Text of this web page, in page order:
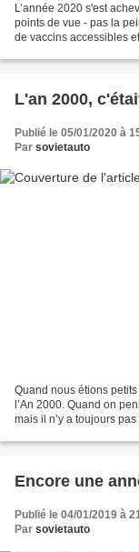
L’année 2020 s'est
points de vue - pas la
de vaccins accessibles
L'an 2000,
Publié le 05/01/2020 à
Par sovietauto
Quand nous étions
l’An 2000. Quand on
mais il n’y a toujours
Encore une
Publié le 04/01/2019 à
Par sovietauto